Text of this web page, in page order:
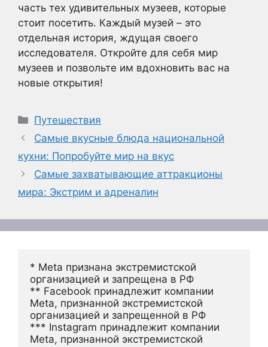
часть тех удивительных музеев, которые
стоит посетить. Каждый музей – это
отдельная история, ждущая своего
исследователя. Откройте для себя мир
музеев и позвольте им вдохновить вас на
новые открытия!
Рубрики
Путешествия
Самые вкусные блюда национальной
кухни: Попробуйте мир на вкус
Самые захватывающие аттракционы
мира: Экстрим и адреналин
* Meta признана экстремистской
организацией и запрещена в РФ
** Facebook принадлежит компании
Meta, признанной экстремистской
организацией и запрещенной в РФ
*** Instagram принадлежит компании
Meta, признанной экстремистской